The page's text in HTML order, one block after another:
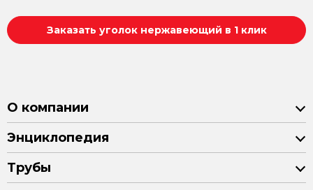
Заказать уголок нержавеющий в 1 клик
О компании
Энциклопедия
Трубы